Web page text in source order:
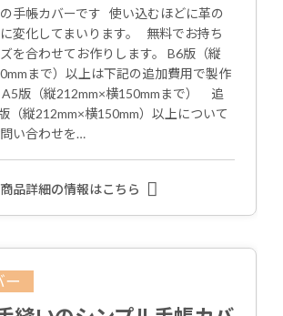
手帳カバーです 使い込むほどに革の
変化してまいります。 無料でお持ち
を合わせてお作りします。 B6版（縦
まで）以上は下記の追加費用で製作
A5版（縦212mm×横150mmまで） 追
（縦212mm×横150mm）以上について
い合わせを…
商品詳細の情報はこちら
ー